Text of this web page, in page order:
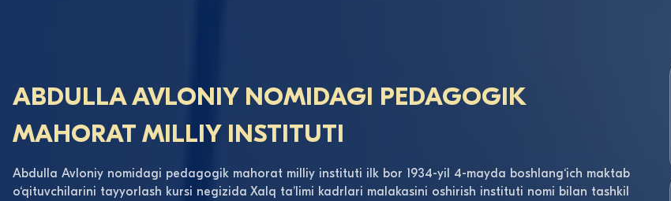
ABDULLA AVLONIY NOMIDAGI PEDAGOGIK
MAHORAT MILLIY INSTITUTI
Abdulla Avloniy nomidagi pedagogik mahorat milliy instituti ilk bor 1934-yil 4-mayda boshlang‘ich maktab
o‘qituvchilarini tayyorlash kursi negizida Xalq taʼlimi kadrlari malakasini oshirish instituti nomi bilan tashkil